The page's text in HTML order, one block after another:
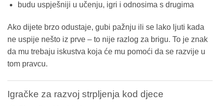
budu uspješniji u učenju, igri i odnosima s drugima
Ako dijete brzo odustaje, gubi pažnju ili se lako ljuti kada
ne uspije nešto iz prve – to nije razlog za brigu. To je znak
da mu trebaju iskustva koja će mu pomoći da se razvije u
tom pravcu.
Igračke za razvoj strpljenja kod djece